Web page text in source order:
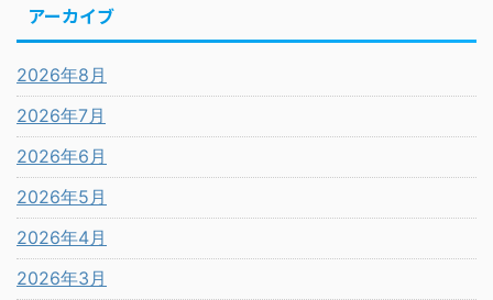
アーカイブ
2026年8月
2026年7月
2026年6月
2026年5月
2026年4月
2026年3月